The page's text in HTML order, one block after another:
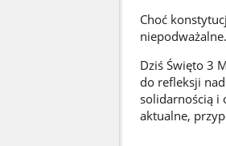
Choć
niepodważalne.
Dziś Święto 3
do refleksji
solidarnością i
aktualne,